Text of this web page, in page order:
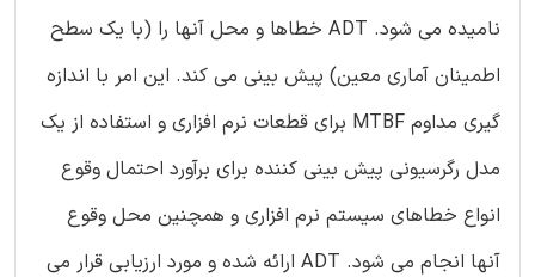
نامیده می شود. ADT خطاها و محل آنها را (با یک سطح
اطمینان آماری معین) پیش بینی می کند. این امر با اندازه
گیری مداوم MTBF برای قطعات نرم افزاری و استفاده از یک
مدل رگرسیونی پیش بینی کننده برای برآورد احتمال وقوع
انواع خطاهای سیستم نرم افزاری و همچنین محل وقوع
آنها انجام می شود. ADT ارائه شده و مورد ارزیابی قرار می